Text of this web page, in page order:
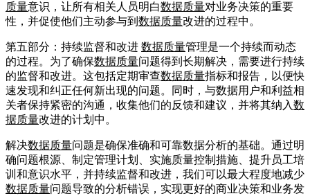
质量意识，让所有相关人员明白数据质量对业务决策的重要
性，并促使他们主动参与到 数据质量改进的过程中。
第五部分：持续监督和改进 数据质量管理是一个持续而动态
的过程。为了确保数据质量问题得到长期解决，需要进行持续
的监督和改进。这包括定期审查数据质量指标和报告，以便快
速发现和纠正任何新出现的问题。同时，与数据用户和利益相
关者保持紧密的沟通，收集他们的反馈和建议，并将其纳入数
据质量改进的计划中。
解决数据质量问题是确保准确和可靠数据分析的基础。通过明
确问题根源、制定管理计划、实施质量控制措施、提升员工培
训和意识水平，并持续监督和改进，我们可以最大程度地减少
数据质量问题导致的分析错误，实现更好的商业决策和业务发